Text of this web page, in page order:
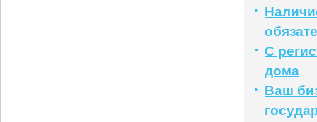
С
дома
Ваш